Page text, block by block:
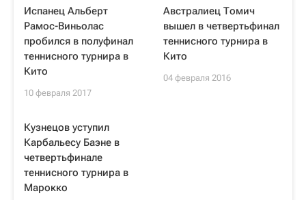
Испанец Альберт
Рамос-Виньолас
пробился в полуфинал
теннисного турнира в
Кито
10 февраля 2017
Австралиец Томич
вышел в четвертьфинал
теннисного турнира в
Кито
04 февраля 2016
Кузнецов уступил
Карбальесу Баэне в
четвертьфинале
теннисного турнира в
Марокко